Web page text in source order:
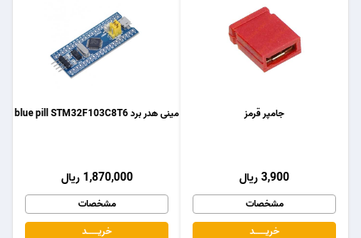
مینی هدر برد blue pill STM32F103C8T6
1,870,000 ریال
مشخصات
خریـــــــد
جامپر قرمز
3,900 ریال
مشخصات
خریـــــــد